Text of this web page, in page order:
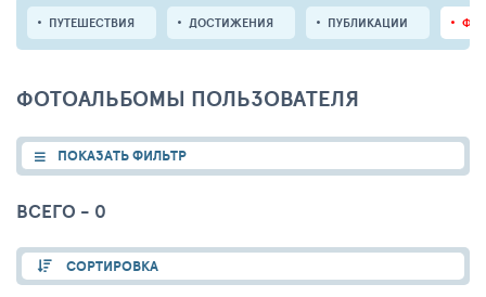
ПУТЕШЕСТВИЯ ДОСТИЖЕНИЯ ПУБЛИКАЦИИ
ФОТОАЛЬБОМЫ ПОЛЬЗОВАТЕЛЯ
ПОКАЗАТЬ ФИЛЬТР
ВСЕГО - 0
СОРТИРОВКА